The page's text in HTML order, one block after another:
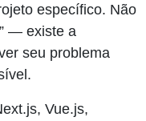
específico. Não
— existe a
seu problema
Vue.js,